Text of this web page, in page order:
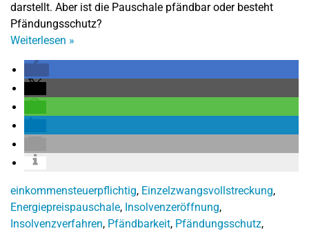
darstellt. Aber ist die Pauschale pfändbar oder besteht
Pfändungsschutz?
Weiterlesen »
einkommensteuerpflichtig, Einzelzwangsvollstreckung,
Energiepreispauschale, Insolvenzeröffnung,
Insolvenzverfahren, Pfändbarkeit, Pfändungsschutz,